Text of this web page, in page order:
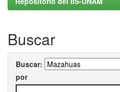
Buscar
Buscar:
por